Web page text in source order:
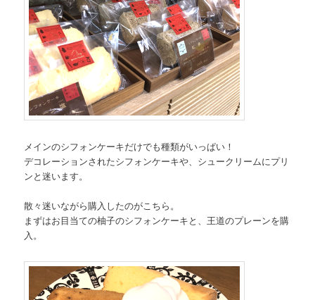
メインのシフォンケーキだけでも種類がいっぱい！
デコレーションされたシフォンケーキや、シュークリームにプリ
ンと迷います。
散々迷いながら購入したのがこちら。
まずはお目当ての柚子のシフォンケーキと、王道のプレーンを購
入。